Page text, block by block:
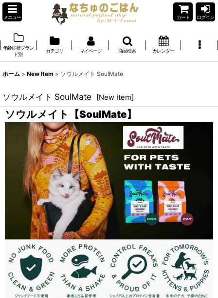
メニュー カート ログイン
年齢症状ブラン
ド別
カテゴリ マイページ 商品検索 カレンダー
ホーム > New Item > ソウルメイト SoulMate
ソウルメイト SoulMate [New Item]
ソウルメイト【SoulMate】